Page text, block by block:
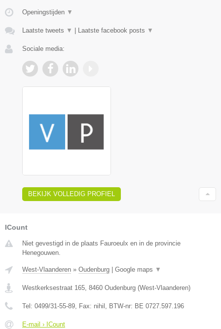
Openingstijden ▼
Laatste tweets ▼ Laatste facebook posts ▼
Sociale media:
BEKIJK VOLLEDIG PROFIEL
ICount
Niet gevestigd in de plaats Fauroeulx en in de provincie
Henegouwen.
West-Vlaanderen » Oudenburg Google maps ▼
Westkerksestraat 165, 8460 Oudenburg (West-Vlaanderen)
Tel: 0499/31-55-89, Fax: nihil , BTW-nr: BE 0727.597.196
E-mail › ICount